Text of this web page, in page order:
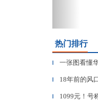
热门排行
▎ 一张图看懂
▎ 18年前的风
▎ 1099元！号